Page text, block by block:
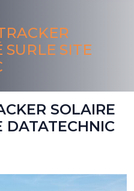
SURLE SITE
SOLAIRE
DATATECHNIC